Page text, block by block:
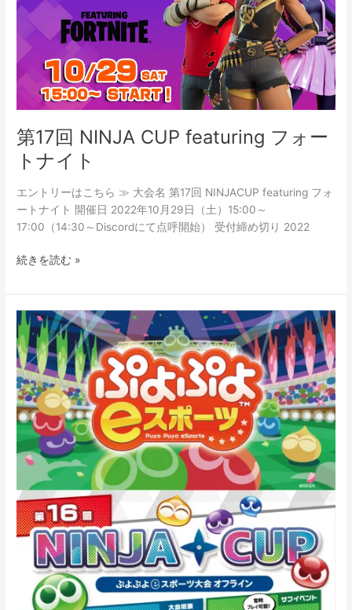
第17回 NINJA CUP featuring フォー
トナイト
エントリーはこちら ≫ 大会名 第17回 NINJACUP featuring フォ
ートナイト 開催日 2022年10月29日（土）15:00～
17:00（14:30～Discordにて点呼開始） 受付締め切り 2022
CUP
featuring
フ
ォ
ー
ナ
イ
ト
続きを読む »
【e
ス
ポ
ー
ツ】
2022.9.17「ぷ
よ
ぷ
よ
ス
ポ
ー
ツ」
『第